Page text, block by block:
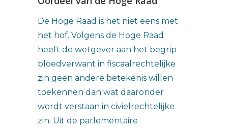
De Hoge Raad is het niet eens met
het hof. Volgens de Hoge Raad
heeft de wetgever aan het begrip
bloedverwant in fiscaalrechtelijke
zin geen andere betekenis willen
toekennen dan wat daaronder
wordt verstaan in civielrechtelijke
zin. Uit de parlementaire